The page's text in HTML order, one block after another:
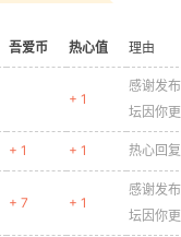
吾爱币 热心值 理由
+ 1
感谢发
坛因你更
+ 1 + 1 热心回复
+ 7 + 1
感谢发
坛因你更